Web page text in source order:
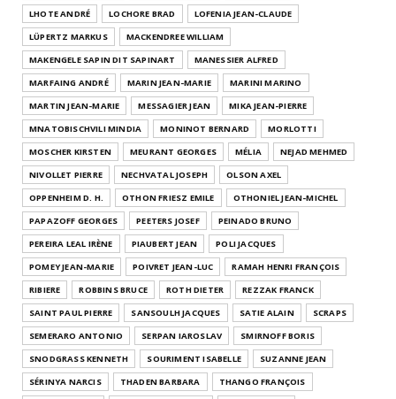
LHOTE ANDRÉ
LOCHORE BRAD
LOFENIA JEAN-CLAUDE
LÜPERTZ MARKUS
MACKENDREE WILLIAM
MAKENGELE SAPIN DIT SAPINART
MANESSIER ALFRED
MARFAING ANDRÉ
MARIN JEAN-MARIE
MARINI MARINO
MARTIN JEAN-MARIE
MESSAGIER JEAN
MIKA JEAN-PIERRE
MNATOBISCHVILI MINDIA
MONINOT BERNARD
MORLOTTI
MOSCHER KIRSTEN
MEURANT GEORGES MÉLIA
NEJAD MEHMED
NIVOLLET PIERRE
NECHVATAL JOSEPH
OLSON AXEL
OPPENHEIM D. H.
OTHON FRIESZ EMILE
OTHONIEL JEAN-MICHEL
PAPAZOFF GEORGES
PEETERS JOSEF
PEINADO BRUNO
PEREIRA LEAL IRÈNE
PIAUBERT JEAN
POLI JACQUES
POMEY JEAN-MARIE
POIVRET JEAN-LUC
RAMAH HENRI FRANÇOIS
RIBIERE
ROBBINS BRUCE ROTH DIETER
REZZAK FRANCK
SAINT PAUL PIERRE
SANSOULH JACQUES SATIE ALAIN
SCRAPS
SEMERARO ANTONIO
SERPAN IAROSLAV
SMIRNOFF BORIS
SNODGRASS KENNETH
SOURIMENT ISABELLE
SUZANNE JEAN
SÉRINYA NARCIS
THADEN BARBARA
THANGO FRANÇOIS